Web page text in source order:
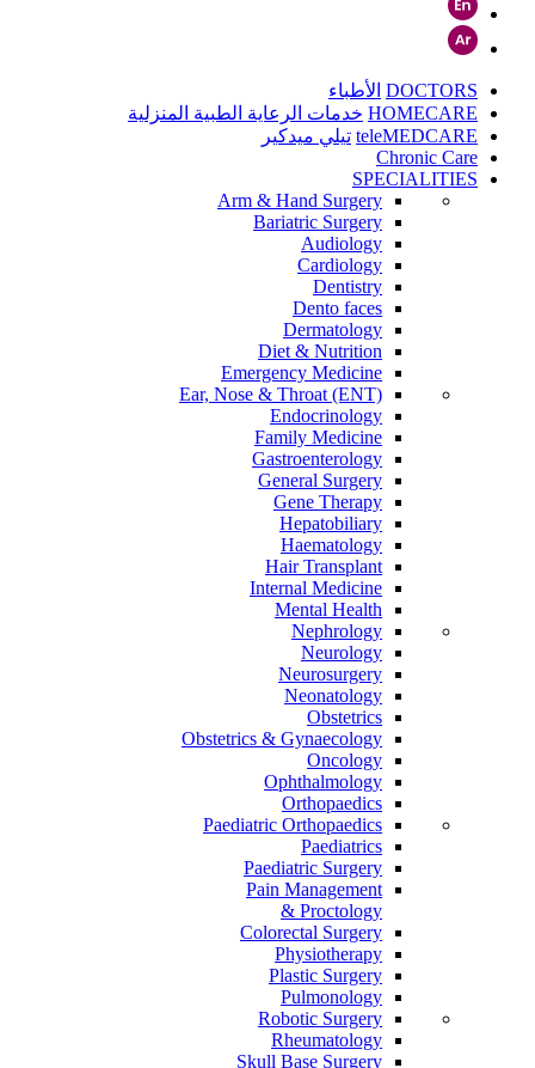
DOCTORS الأطباء
HOMECARE خدمات الرعاية الطبية المنزلية
teleMEDCARE تيلي ميدكير
Chronic Care
SPECIALITIES
Arm & Hand Surgery
Bariatric Surgery
Audiology
Cardiology
Dentistry
Dento faces
Dermatology
Diet & Nutrition
Emergency Medicine
Ear, Nose & Throat (ENT)
Endocrinology
Family Medicine
Gastroenterology
General Surgery
Gene Therapy
Hepatobiliary
Haematology
Hair Transplant
Internal Medicine
Mental Health
Nephrology
Neurology
Neurosurgery
Neonatology
Obstetrics
Obstetrics & Gynaecology
Oncology
Ophthalmology
Orthopaedics
Paediatric Orthopaedics
Paediatrics
Paediatric Surgery
Pain Management
Proctology &
Colorectal Surgery
Physiotherapy
Plastic Surgery
Pulmonology
Robotic Surgery
Rheumatology
Skull Base Surgery